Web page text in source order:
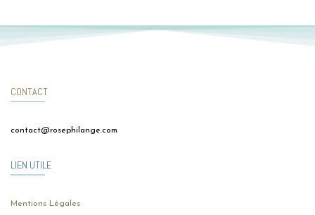
CONTACT
contact@rosephilange.com
LIEN UTILE
Mentions Légales